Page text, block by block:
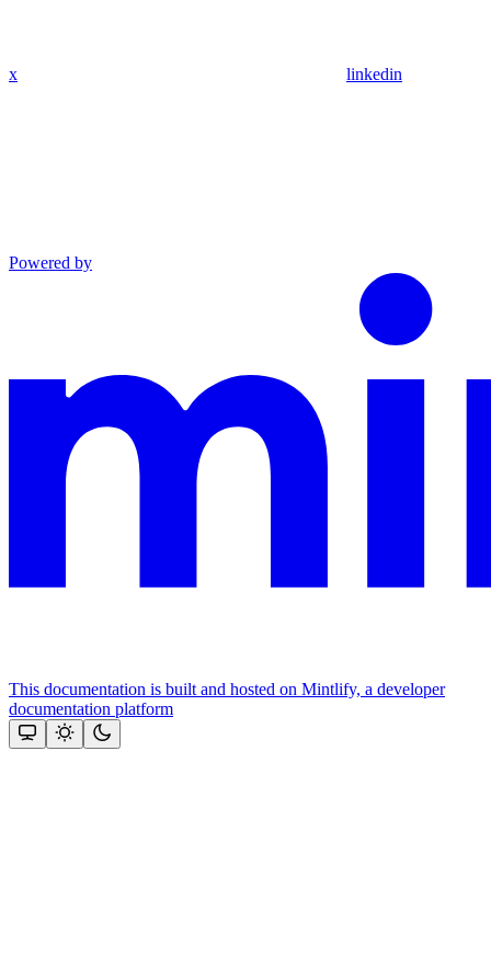
x linkedin
Powered by
This documentation is built and hosted on Mintlify, a developer
documentation platform